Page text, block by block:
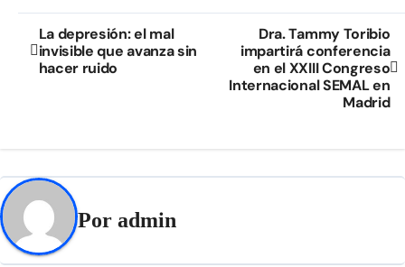
La depresión: el mal
invisible que avanza sin
hacer ruido
Dra. Tammy Toribio
impartirá conferencia
en el XXIII Congreso
Internacional SEMAL en
Madrid
Por admin